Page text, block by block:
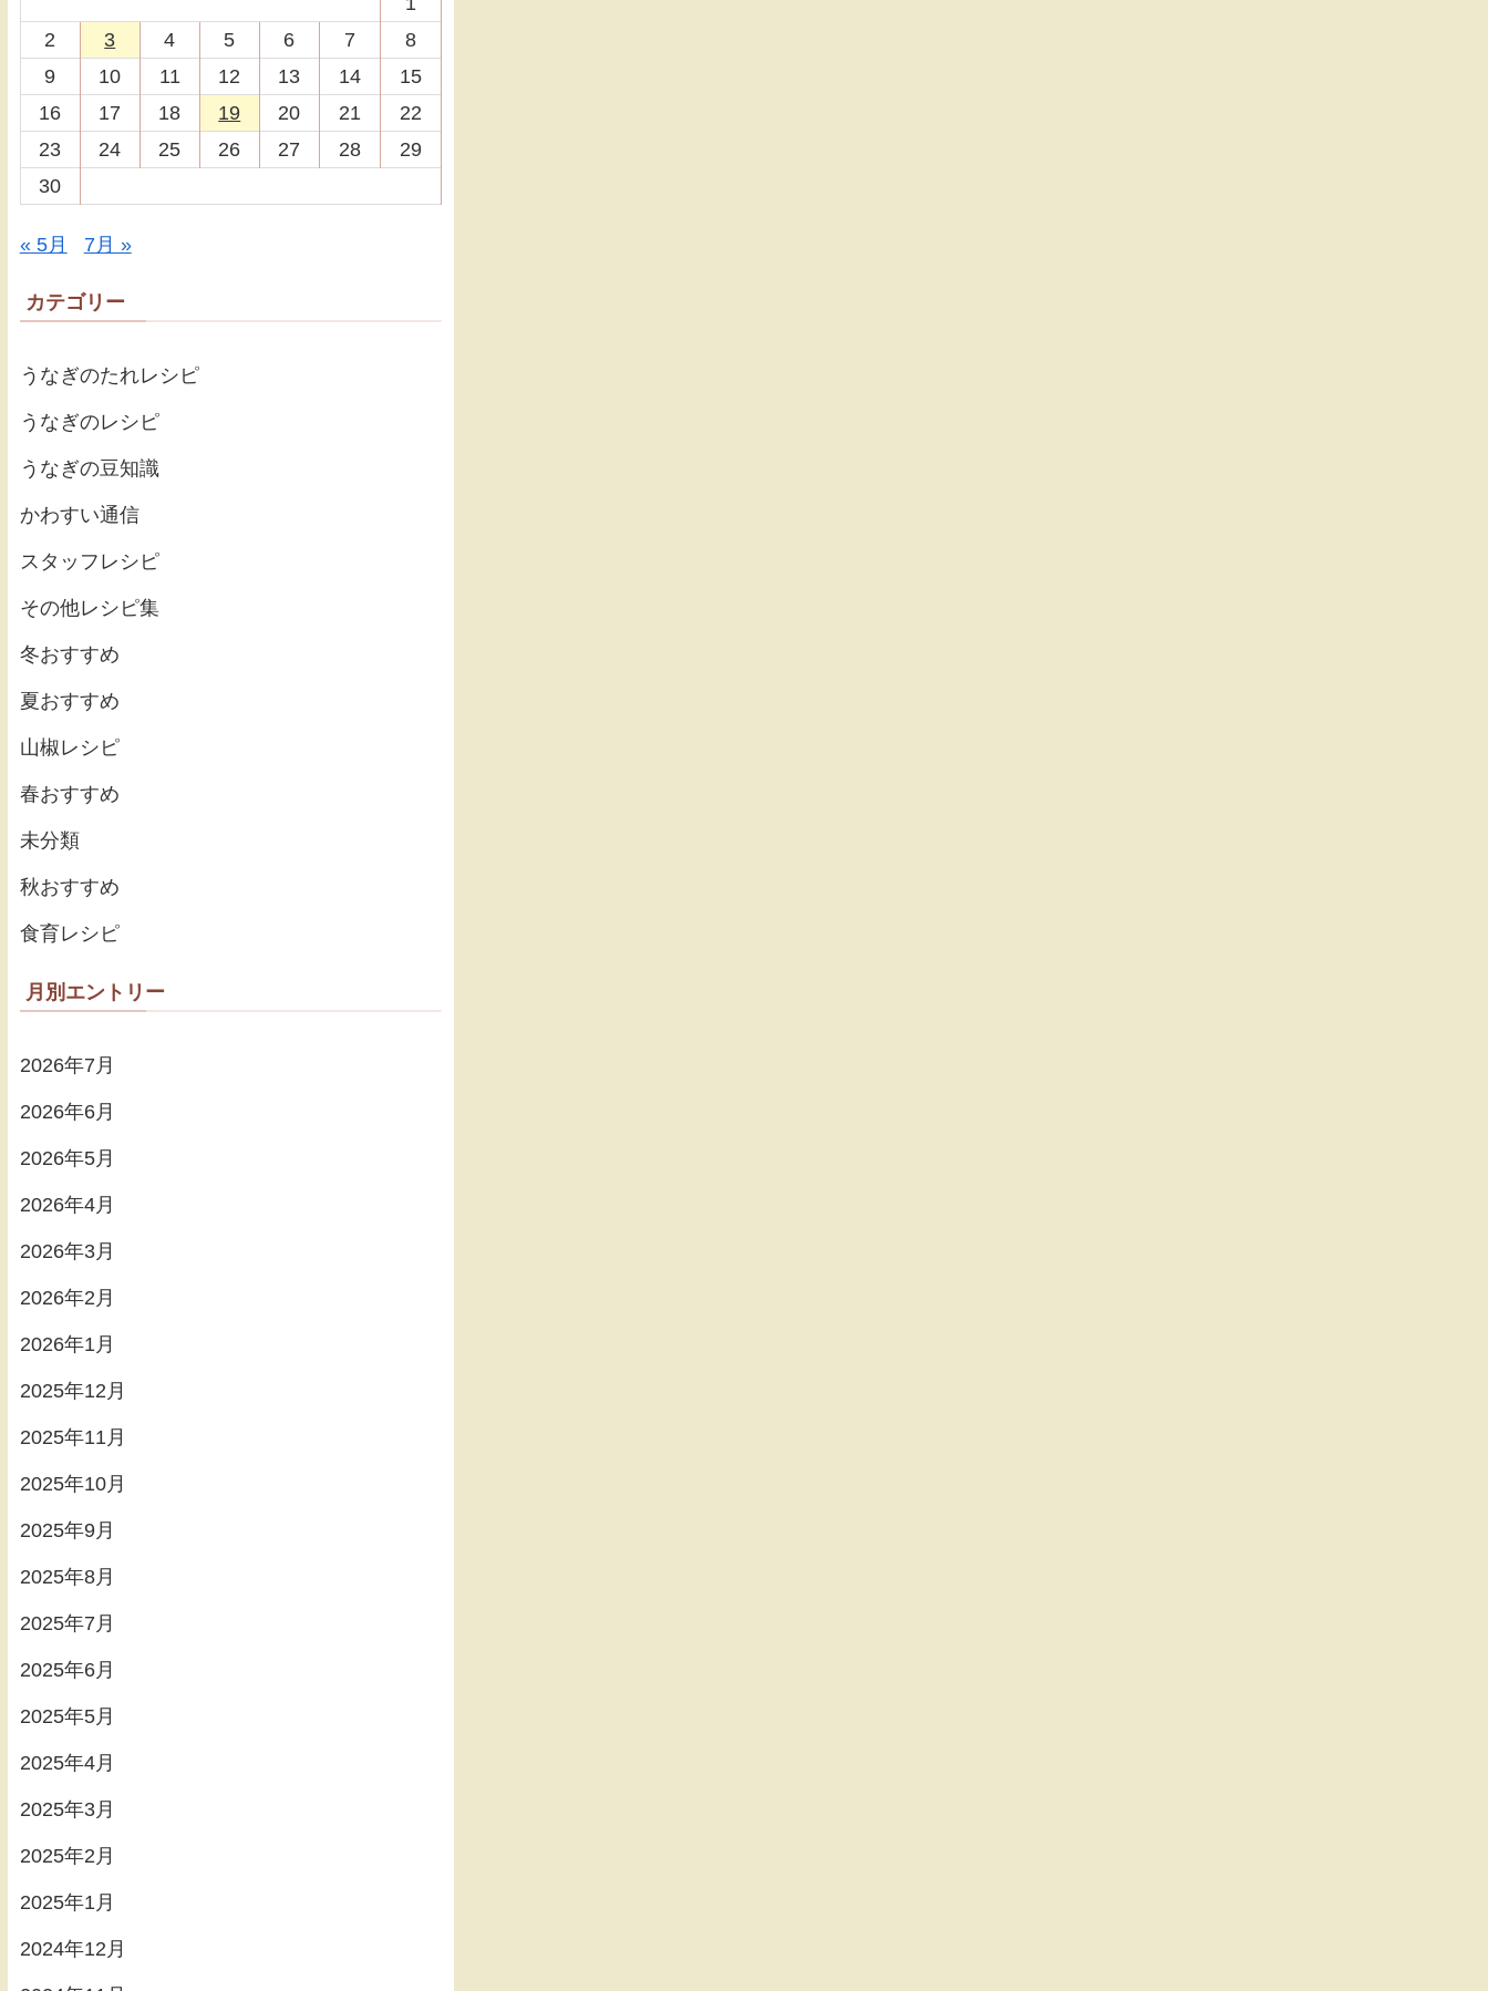
2
3 4 5 6 7
8
9
10 11 12 13 14
15
16
17 18 19 20 21
22
23
24 25 26 27 28
29
30
« 5月 7月 »
カテゴリー
うなぎのたれレシピ
うなぎのレシピ
うなぎの豆知識
かわすい通信
スタッフレシピ
その他レシピ集
冬おすすめ
夏おすすめ
山椒レシピ
春おすすめ
未分類
秋おすすめ
食育レシピ
月別エントリー
2026年7月
2026年6月
2026年5月
2026年4月
2026年3月
2026年2月
2026年1月
2025年12月
2025年11月
2025年10月
2025年9月
2025年8月
2025年7月
2025年6月
2025年5月
2025年4月
2025年3月
2025年2月
2025年1月
2024年12月